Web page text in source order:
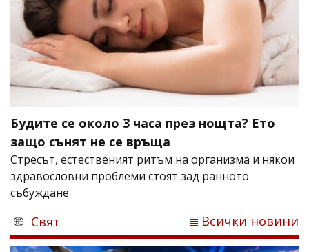
Будите се около 3 часа през нощта? Ето
защо сънят не се връща
Стресът, естественият ритъм на организма и някои
здравословни проблеми стоят зад ранното
събуждане
Свят Всички новини